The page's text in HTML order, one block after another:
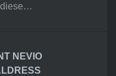
diese…
NEVIO